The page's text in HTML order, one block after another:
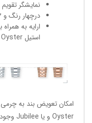
نمایشگر
درچهار رنگ و 13 مدل مختلف .
استیل Oyster و یا Jubliee به همراه قفل دارای حکاکی.
امکان تعویض بند به
Oyster و یا Jubilee وجود دارد.